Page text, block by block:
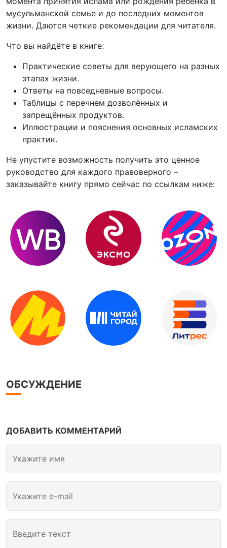
мусульманской семье и до последних моментов
жизни. Даются четкие рекомендации для читателя.
Что вы найдёте в книге:
Практические советы для верующего на разных
этапах жизни.
Ответы на повседневные вопросы.
Таблицы с перечнем дозволённых и
запрещённых продуктов.
Иллюстрации и пояснения основных исламских
практик.
Не упустите возможность получить это ценное
руководство для каждого правоверного –
заказывайте книгу прямо сейчас по ссылкам ниже:
ОБСУЖДЕНИЕ
ДОБАВИТЬ КОММЕНТАРИЙ
Укажите имя
Укажите e-mail
Введите текст